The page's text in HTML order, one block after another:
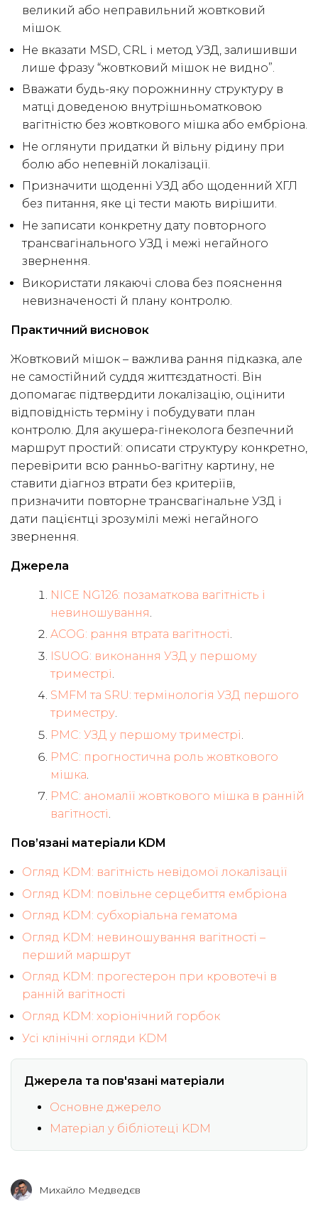
великий або неправильний жовтковий
мішок.
Не вказати MSD, CRL і метод УЗД, залишивши
лише фразу “жовтковий мішок не видно”.
Вважати будь-яку порожнинну структуру в
матці доведеною внутрішньоматковою
вагітністю без жовткового мішка або ембріона.
Не оглянути придатки й вільну рідину при
болю або непевній локалізації.
Призначити щоденні УЗД або щоденний ХГЛ
без питання, яке ці тести мають вирішити.
Не записати конкретну дату повторного
трансвагінального УЗД і межі негайного
звернення.
Використати лякаючі слова без пояснення
невизначеності й плану контролю.
Практичний висновок
Жовтковий мішок – важлива рання підказка, але
не самостійний суддя життєздатності. Він
допомагає підтвердити локалізацію, оцінити
відповідність терміну і побудувати план
контролю. Для акушера-гінеколога безпечний
маршрут простий: описати структуру конкретно,
перевірити всю ранньо-вагітну картину, не
ставити діагноз втрати без критеріїв,
призначити повторне трансвагінальне УЗД і
дати пацієнтці зрозумілі межі негайного
звернення.
Джерела
NICE NG126: позаматкова вагітність і
невиношування
ACOG: рання втрата вагітності.
ISUOG: виконання УЗД у першому
триместрі
SMFM та SRU: термінологія УЗД першого
триместру.
PMC: УЗД у першому триместрі.
PMC: прогностична роль жовткового
мішка
PMC: аномалії жовткового мішка в ранній
вагітності.
Пов’язані матеріали KDM
Огляд KDM: вагітність невідомої локалізації
Огляд KDM: повільне серцебиття ембріона
Огляд KDM: субхоріальна гематома
Огляд KDM: невиношування вагітності –
перший маршрут
Огляд KDM: прогестерон при кровотечі в
ранній вагітності
Огляд KDM: хоріонічний горбок
Усі клінічні огляди KDM
Джерела та пов'язані матеріали
Основне джерело
Матеріал у бібліотеці KDM
Михайло Медведєв